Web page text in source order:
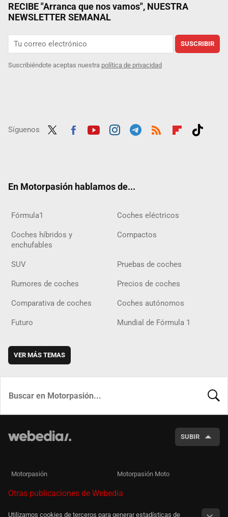
RECIBE "Arranca que nos vamos", NUESTRA
NEWSLETTER SEMANAL
SUSCRIBIR
Suscribiéndote aceptas nuestra política de privacidad
Síguenos
En Motorpasión hablamos de...
Fórmula1 Coches eléctricos
Coches híbridos y
enchufables
Compactos
SUV Pruebas de coches
Rumores de coches Precios de coches
Comparativa de coches Coches autónomos
Futuro Mundial de Fórmula 1
VER MÁS TEMAS
SUBIR
Motorpasión Motorpasión Moto
Otras publicaciones de Webedia
Utilizamos cookies de terceros para generar estadísticas de